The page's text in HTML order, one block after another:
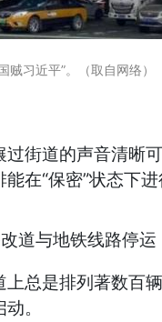
习近平”。（取自网络）
街道的声音清晰
在“保密”状态下进
与地铁线路停运
总是排列著数百
。